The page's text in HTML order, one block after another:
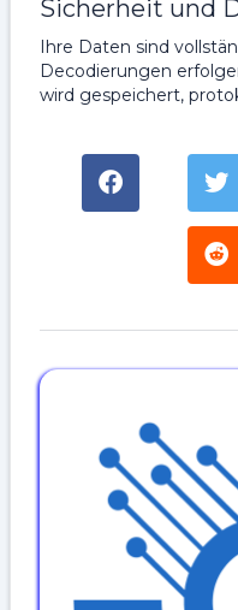
Sicherheit und
Ihre Daten sind
Decodierungen
wird gespeichert,